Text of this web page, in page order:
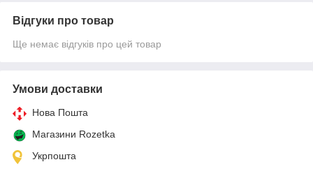
Відгуки про товар
Ще немає відгуків про цей товар
Умови доставки
Нова Пошта
Магазини Rozetka
Укрпошта